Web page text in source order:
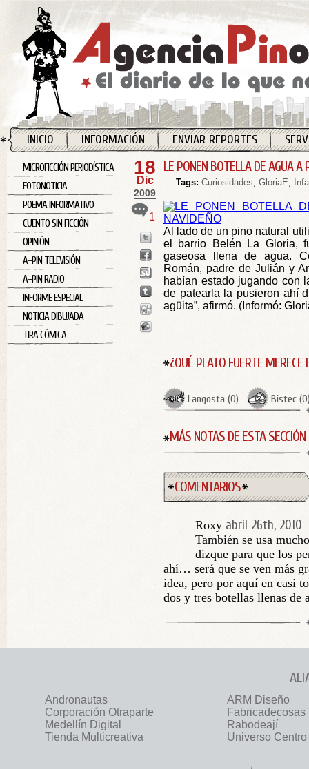
INICIO INFORMACIÓN ENVIAR REPORTES
MICROFICCIÓN PERIODÍSTICA
FOTONOTICIA
POEMA INFORMATIVO
CUENTO SIN FICCIÓN
OPINIÓN
A-PIN TELEVISIÓN
A-PIN RADIO
INFORME ESPECIAL
NOTICIA DIBUJADA
TIRA CÓMICA
18
Dic
2009
1
LE PONEN BOTELLA DE AGUA A
Tags: Curiosidades, GloriaE,
Al lado de un pino natural
el barrio Belén La Gloria,
gaseosa llena de agua.
Román, padre de Julián y
habían estado jugando con
de patearla la pusieron ahí
agüita”, afirmó. (Informó:
¿QUÉ PLATO FUERTE MERECE
Langosta (0) Bistec (0
MÁS NOTAS DE ESTA SECCIÓN
COMENTARIOS
Roxy abril 26th, 2010
También se usa
dizque para que los
ahí… será que se ven más
idea, pero por aquí en casi
dos y tres botellas llenas de
Andronautas
ARM Diseño
Corporación Otraparte
Fabricadecosas
Medellín Digital
Rabodeají
Tienda Multicreativa
Universo Centro